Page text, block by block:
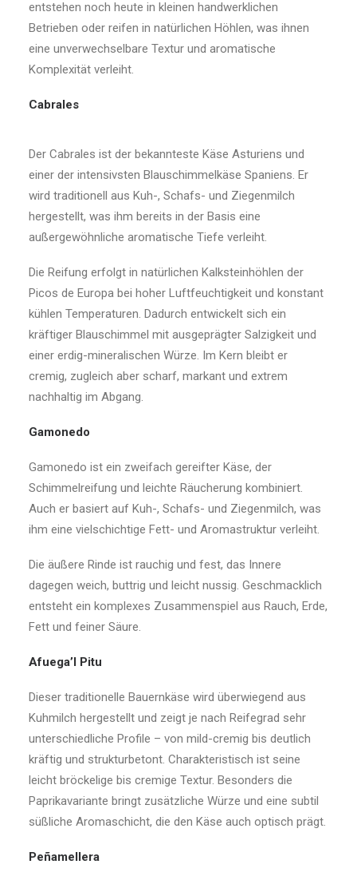
entstehen noch heute in kleinen handwerklichen
Betrieben oder reifen in natürlichen Höhlen, was ihnen
eine unverwechselbare Textur und aromatische
Komplexität verleiht.
Cabrales
Der Cabrales ist der bekannteste Käse Asturiens und
einer der intensivsten Blauschimmelkäse Spaniens. Er
wird traditionell aus Kuh-, Schafs- und Ziegenmilch
hergestellt, was ihm bereits in der Basis eine
außergewöhnliche aromatische Tiefe verleiht.
Die Reifung erfolgt in natürlichen Kalksteinhöhlen der
Picos de Europa bei hoher Luftfeuchtigkeit und konstant
kühlen Temperaturen. Dadurch entwickelt sich ein
kräftiger Blauschimmel mit ausgeprägter Salzigkeit und
einer erdig-mineralischen Würze. Im Kern bleibt er
cremig, zugleich aber scharf, markant und extrem
nachhaltig im Abgang.
Gamonedo
Gamonedo ist ein zweifach gereifter Käse, der
Schimmelreifung und leichte Räucherung kombiniert.
Auch er basiert auf Kuh-, Schafs- und Ziegenmilch, was
ihm eine vielschichtige Fett- und Aromastruktur verleiht.
Die äußere Rinde ist rauchig und fest, das Innere
dagegen weich, buttrig und leicht nussig. Geschmacklich
entsteht ein komplexes Zusammenspiel aus Rauch, Erde,
Fett und feiner Säure.
Afuega’l Pitu
Dieser traditionelle Bauernkäse wird überwiegend aus
Kuhmilch hergestellt und zeigt je nach Reifegrad sehr
unterschiedliche Profile – von mild-cremig bis deutlich
kräftig und strukturbetont. Charakteristisch ist seine
leicht bröckelige bis cremige Textur. Besonders die
Paprikavariante bringt zusätzliche Würze und eine subtil
süßliche Aromaschicht, die den Käse auch optisch prägt.
Peñamellera